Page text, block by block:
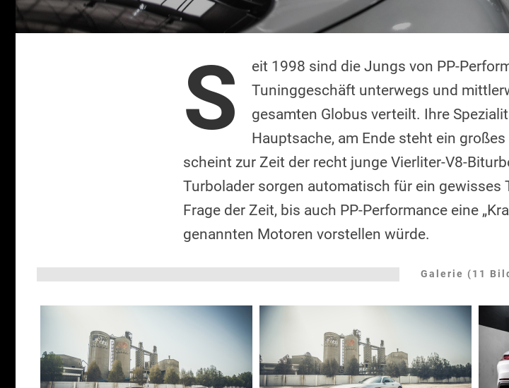
S
eit 1998 sind die Jungs von PP-
Tuninggeschäft unterwegs und
gesamten Globus verteilt. Ihre
Hauptsache, am Ende steht ein
scheint zur Zeit der recht junge Vierliter-V8-
Turbolader sorgen automatisch für ein gewisses
Frage der Zeit, bis auch PP-Performance eine
genannten Motoren vorstellen würde.
Galerie (11